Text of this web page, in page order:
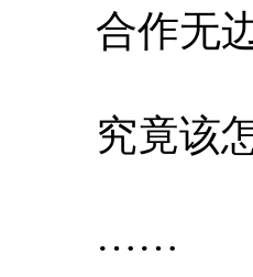
合作无边
究竟该怎
……